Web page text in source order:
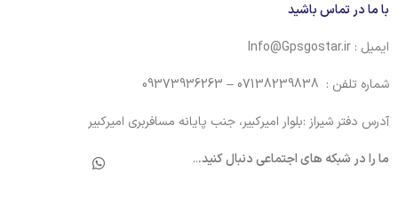
با ما در تماس باشید
ایمیل : Info@Gpsgostar.ir
شماره تلفن : 07138239838 – 09373936263
آدرس دفتر شیراز :بلوار امیرکبیر، جنب پایانه مسافربری امیرکبیر
ما را در شبکه های اجتماعی دنبال کنید...